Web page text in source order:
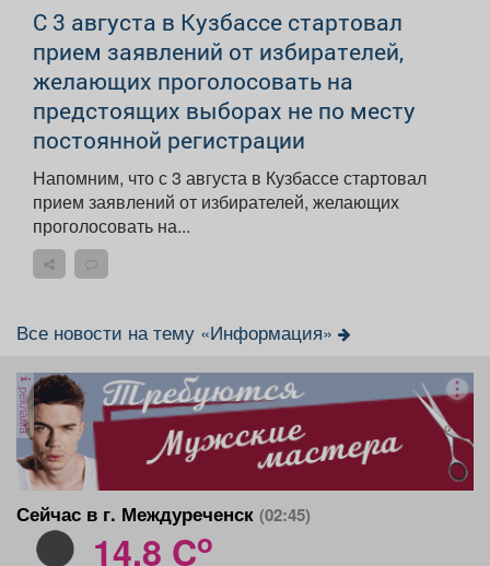
C 3 августа в Кузбассе стартовал
прием заявлений от избирателей,
желающих проголосовать на
предстоящих выборах не по месту
постоянной регистрации
Напомним, что с 3 августа в Кузбассе стартовал
прием заявлений от избирателей, желающих
проголосовать на...
Все новости на тему «Информация»
реклама
Сейчас в г. Междуреченск (02:45)
14.8 Co